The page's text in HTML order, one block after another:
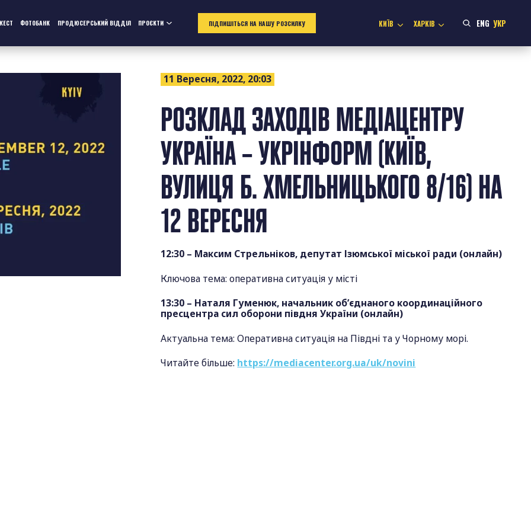
ФОТОБАНК ПРОДЮСЕРСЬКИЙ ВІДДІЛ ПРОЄКТИ ПІДПИШІТЬСЯ НА НАШУ РОЗСИЛКУ КИЇВ ХАРКІВ ENG УКР
11 Вересня, 2022, 20:03
РОЗКЛАД ЗАХОДІВ МЕДІАЦЕНТРУ
УКРАЇНА – УКРІНФОРМ (КИЇВ,
ВУЛИЦЯ Б. ХМЕЛЬНИЦЬКОГО 8/16) НА
12 ВЕРЕСНЯ
12:30 – Максим Стрельніков, депутат Ізюмської міської ради (онлайн)
Ключова тема: оперативна ситуація у місті
13:30 – Наталя Гуменюк, начальник об’єднаного координаційного
пресцентра сил оборони півдня України (онлайн)
Актуальна тема: Оперативна ситуація на Півдні та у Чорному морі.
Читайте більше: https://mediacenter.org.ua/uk/novini